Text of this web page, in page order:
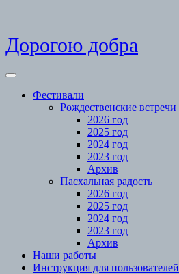
Skip
to
Дорогою добра
Open
Фестивали
Рождественские встречи
2026 год
2025 год
2024 год
2023 год
Архив
Пасхальная радость
2026 год
2025 год
2024 год
2023 год
Архив
Наши работы
Инструкция для пользователей